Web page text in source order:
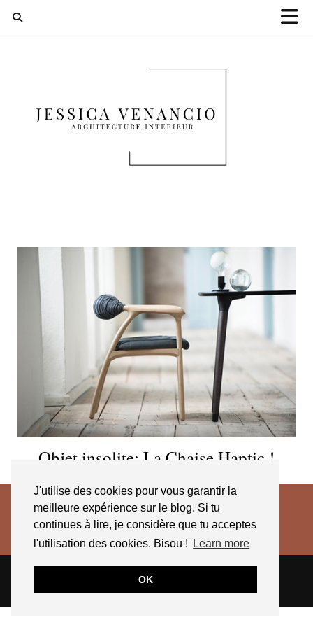
J'utilise des cookies pour vous garantir la
meilleure expérience sur le blog. Si tu
continues à lire, je considère que tu acceptes
l'utilisation des cookies. Bisou !
Learn more
OK
Objet insolite: La Chaise Haptic !
THEME CREATED BYpipdig